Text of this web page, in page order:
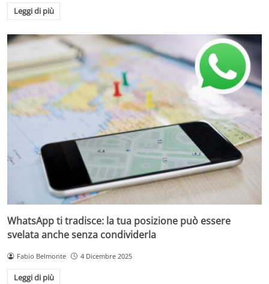
Leggi di più
WhatsApp ti tradisce: la tua posizione può essere
svelata anche senza condividerla
Fabio Belmonte 4 Dicembre 2025
Leggi di più